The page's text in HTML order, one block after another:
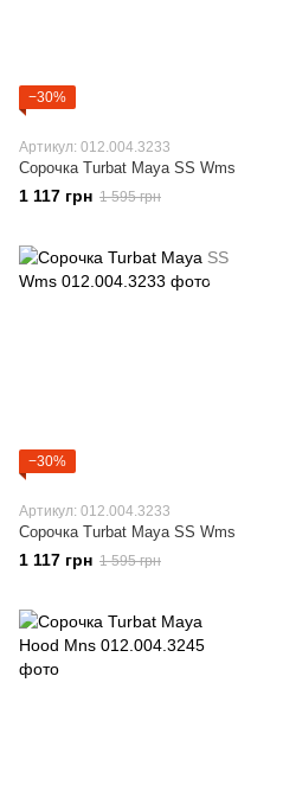
−30%
Артикул: 012.004.3233
Сорочка Turbat Maya SS Wms
1 117 грн 1 595 грн
−30%
Артикул: 012.004.3233
Сорочка Turbat Maya SS Wms
1 117 грн 1 595 грн